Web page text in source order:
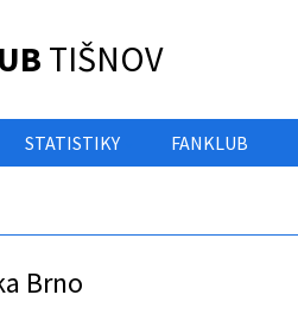
TIŠNOV
STATISTIKY FANKLUB
Brno